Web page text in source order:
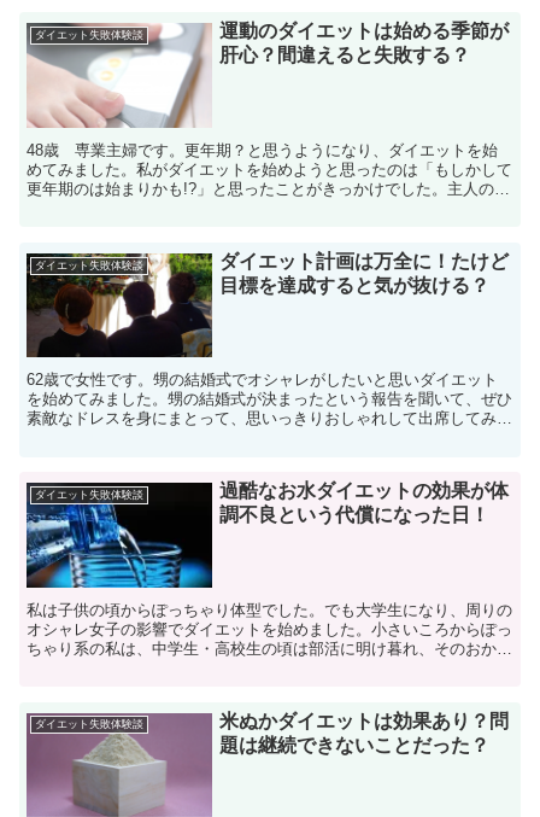
ダイエット失敗体験談
運動のダイエットは始める季節が
肝心？間違えると失敗する？
48歳 専業主婦です。更年期？と思うようになり、ダイエットを始
めてみました。私がダイエットを始めようと思ったのは「もしかして
更年期のは始まりかも!?」と思ったことがきっかけでした。主人の転
ダイエット失敗体験談
ダイエット計画は万全に！たけど
目標を達成すると気が抜ける？
62歳で女性です。甥の結婚式でオシャレがしたいと思いダイエット
を始めてみました。甥の結婚式が決まったという報告を聞いて、ぜひ
素敵なドレスを身にまとって、思いっきりおしゃれして出席してみた
ダイエット失敗体験談
過酷なお水ダイエットの効果が体
調不良という代償になった日！
私は子供の頃からぽっちゃり体型でした。でも大学生になり、周りの
オシャレ女子の影響でダイエットを始めました。小さいころからぽっ
ちゃり系の私は、中学生・高校生の頃は部活に明け暮れ、そのおかげ
ダイエット失敗体験談
米ぬかダイエットは効果あり？問
題は継続できないことだった？